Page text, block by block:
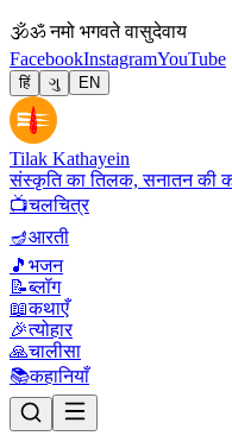
🕉ॐ नमो भगवते वासुदेवाय
FacebookInstagramYouTube
हिं ગુ EN
Tilak Kathayein
संस्कृति का तिलक, सनातन की
📺चलचित्र
🪔आरती
🎵 भजन
📝ब्लॉग
📖कथाएँ
🎉त्योहार
🙏चालीसा
📚कहानियाँ